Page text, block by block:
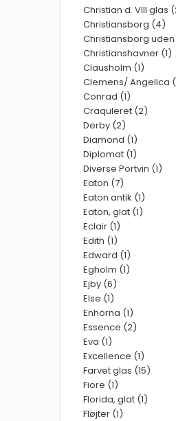
Christian d. VIII glas
Christiansborg (4)
Christiansborg
Christianshavner (1)
Clausholm (1)
Clemens/ Angelica
Conrad (1)
Craquleret (2)
Derby (2)
Diamond (1)
Diplomat (1)
Diverse Portvin (1)
Eaton (7)
Eaton antik (1)
Eaton, glat (1)
Eclair (1)
Edith (1)
Edward (1)
Egholm (1)
Ejby (6)
Else (1)
Enhörna (1)
Essence (2)
Eva (1)
Excellence (1)
Farvet glas (15)
Fiore (1)
Florida, glat (1)
Fløjter (1)